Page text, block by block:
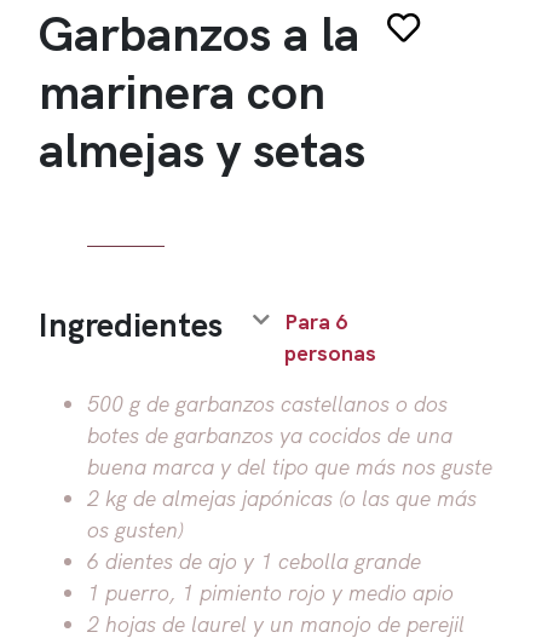
Garbanzos a la
marinera con
almejas y setas
Ingredientes
Para 6
personas
500 g de garbanzos castellanos o dos
botes de garbanzos ya cocidos de una
buena marca y del tipo que más nos guste
2 kg de almejas japónicas (o las que más
os gusten)
6 dientes de ajo y 1 cebolla grande
1 puerro, 1 pimiento rojo y medio apio
2 hojas de laurel y un manojo de perejil